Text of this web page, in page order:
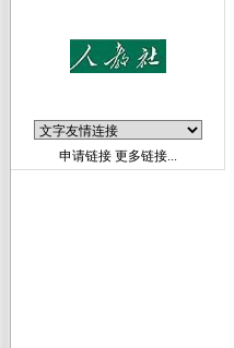
申请链接 更多链接...